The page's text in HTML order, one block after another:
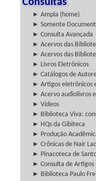
► Ampla (home)
► Somente
► Consulta Avançada
► Acervos das
► Acervos das
► Livros Eletrônicos
► Catálogos de
► Artigos eletrônicos
► Acervo audiolivros
► Vídeos
► Biblioteca Viva:
► HQs da Gibiteca
► Produção
► Crônicas de Nair
► Pinacoteca de
► Consulta de
► Biblioteca Paulo